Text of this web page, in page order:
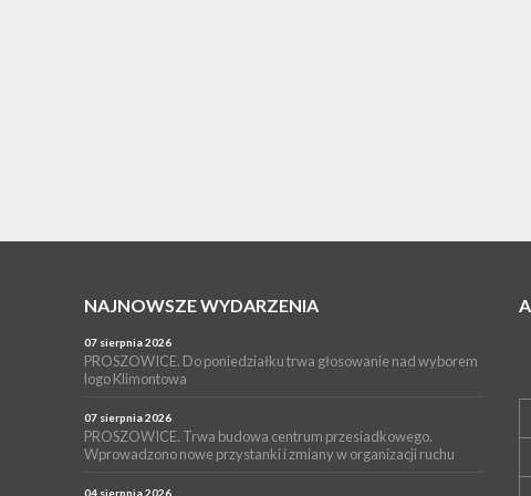
NAJNOWSZE WYDARZENIA
07 sierpnia 2026
PROSZOWICE. Do poniedziałku trwa głosowanie nad wyborem
logo Klimontowa
07 sierpnia 2026
PROSZOWICE. Trwa budowa centrum przesiadkowego.
Wprowadzono nowe przystanki i zmiany w organizacji ruchu
04 sierpnia 2026